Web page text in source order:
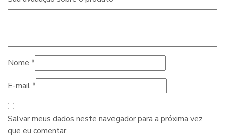
Nome *
E-mail*
Salvar meus dados neste navegador para a próxima vez
que eu comentar.